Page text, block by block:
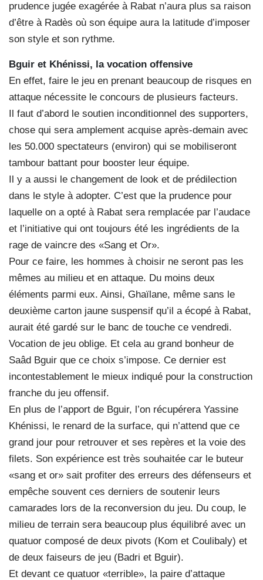
prudence jugée exagérée à Rabat n’aura plus sa raison
d’être à Radès où son équipe aura la latitude d’imposer
son style et son rythme.
Bguir et Khénissi, la vocation offensive
En effet, faire le jeu en prenant beaucoup de risques en
attaque nécessite le concours de plusieurs facteurs.
Il faut d’abord le soutien inconditionnel des supporters,
chose qui sera amplement acquise après-demain avec
les 50.000 spectateurs (environ) qui se mobiliseront
tambour battant pour booster leur équipe.
Il y a aussi le changement de look et de prédilection
dans le style à adopter. C’est que la prudence pour
laquelle on a opté à Rabat sera remplacée par l’audace
et l’initiative qui ont toujours été les ingrédients de la
rage de vaincre des «Sang et Or».
Pour ce faire, les hommes à choisir ne seront pas les
mêmes au milieu et en attaque. Du moins deux
éléments parmi eux. Ainsi, Ghaïlane, même sans le
deuxième carton jaune suspensif qu’il a écopé à Rabat,
aurait été gardé sur le banc de touche ce vendredi.
Vocation de jeu oblige. Et cela au grand bonheur de
Saâd Bguir que ce choix s’impose. Ce dernier est
incontestablement le mieux indiqué pour la construction
franche du jeu offensif.
En plus de l’apport de Bguir, l’on récupérera Yassine
Khénissi, le renard de la surface, qui n’attend que ce
grand jour pour retrouver et ses repères et la voie des
filets. Son expérience est très souhaitée car le buteur
«sang et or» sait profiter des erreurs des défenseurs et
empêche souvent ces derniers de soutenir leurs
camarades lors de la reconversion du jeu. Du coup, le
milieu de terrain sera beaucoup plus équilibré avec un
quatuor composé de deux pivots (Kom et Coulibaly) et
de deux faiseurs de jeu (Badri et Bguir).
Et devant ce quatuor «terrible», la paire d’attaque